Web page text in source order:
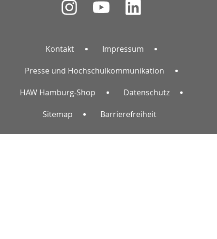
Kontakt Impressum
Presse und Hochschulkommunikation
HAW Hamburg-Shop Datenschutz
Sitemap Barrierefreiheit